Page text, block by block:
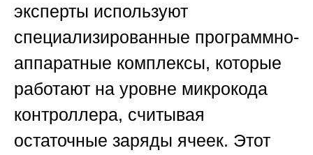
эксперты используют
специализированные программно-
аппаратные комплексы, которые
работают на уровне микрокода
контроллера, считывая
остаточные заряды ячеек. Этот